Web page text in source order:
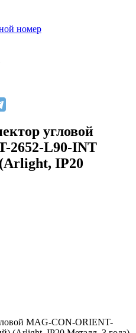
номер
угловой
2652-L90-INT
IP20
MAG-CON-ORIENT-